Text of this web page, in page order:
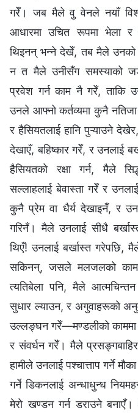
गरेँ। जब मैले वु वेनले नयाँ
आधारमा उचित रूपमा भेला र
थिइनन् भन्ने देखेँ, तब मैले उनको
न त मैले उनीसँग समस्याको जड
प्रवेश गर्न काम नै गरेँ, ताकि
उनले आफ्नो कर्तव्यमा कुनै नतिजा
र हैसियतलाई हानि पुऱ्याउने
देखाएँ, बहिष्कार गरेँ, र उनलाई
हैसियतको रक्षा गर्न, मैले
सल्लाहलाई बेवास्ता गरेँ र
कुनै प्रेम वा धैर्य देखाइनँ, र
गरिनँ। मैले उनलाई सीधै
थिएँ! उनलाई बर्खास्त गरेपछि,
सकिनन्, जसले मलजलको
त्यतिबेला पनि, मैले
सुधार ल्याउन, र अगुवाहरूको
उल्लङ्घन गरेँ—मण्डलीको काममा
र संवर्धन गरेँ। मैले
हामीले उनलाई पश्चात्ताप गर्ने
गर्ने डिकनलाई अन्धाधुन्ध
मेरो खण्डन गर्न डराउने